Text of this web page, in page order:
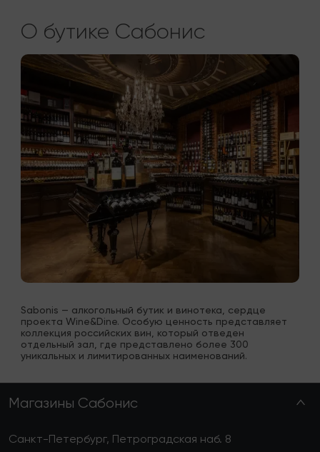
О бутике Сабонис
Sabonis — алкогольный бутик и винотека, сердце
проекта Wine&Dine. Особую ценность представляет
коллекция российских вин, который отведен
отдельный зал, где представлено более 300
уникальных и лимитированных наименований.
Магазины Сабонис
Санкт-Петербург, Петроградская наб. 8